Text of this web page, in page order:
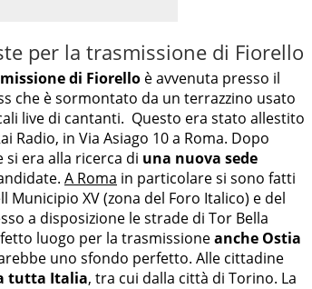
per la trasmissione di Fiorello
di Fiorello è avvenuta presso il
che è sormontato da un terrazzino usato
live di cantanti. Questo era stato allestito
Radio, in Via Asiago 10 a Roma. Dopo
si era alla ricerca di una nuova sede
A Roma in particolare si sono fatti
XV (zona del Foro Italico) e del
a disposizione le strade di Tor Bella
luogo per la trasmissioneanche Ostia
uno sfondo perfetto. Alle cittadine
tutta Italia, tra cui dalla città di Torino. La